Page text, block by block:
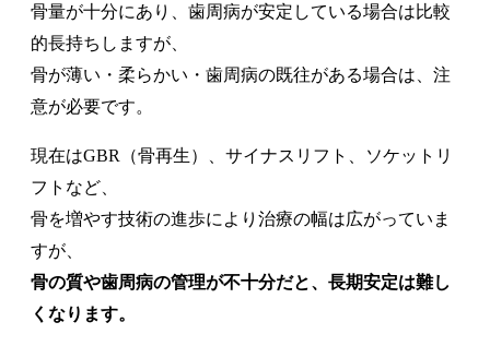
骨量が十分にあり、歯周病が安定している場合は比較
的長持ちしますが、
骨が薄い・柔らかい・歯周病の既往がある場合は、注
意が必要です。
現在はGBR（骨再生）、サイナスリフト、ソケットリ
フトなど、
骨を増やす技術の進歩により治療の幅は広がっていま
すが、
骨の質や歯周病の管理が不十分だと、長期安定は難し
くなります。